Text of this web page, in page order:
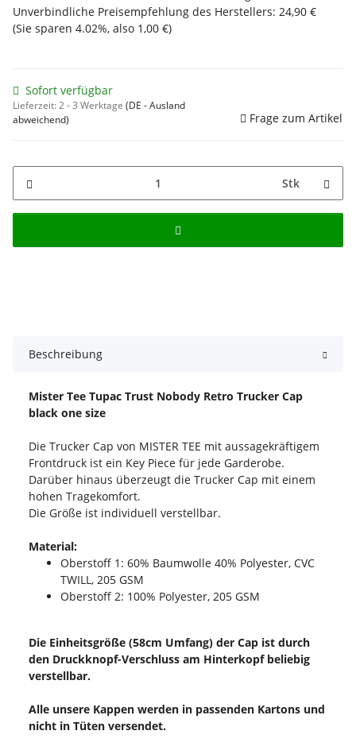
Unverbindliche Preisempfehlung des Herstellers: 24,90 €
(Sie sparen 4.02%, also 1,00 €)
Sofort verfügbar
Lieferzeit:2 - 3 Werktage (DE - Ausland
abweichend)
Frage zum Artikel
Stk
Beschreibung
Mister Tee Tupac Trust Nobody Retro Trucker Cap
black one size
Die Trucker Cap von MISTER TEE mit aussagekräftigem
Frontdruck ist ein Key Piece für jede Garderobe.
Darüber hinaus überzeugt die Trucker Cap mit einem
hohen Tragekomfort.
Die Größe ist individuell verstellbar.
Material:
Oberstoff 1: 60% Baumwolle 40% Polyester, CVC
TWILL, 205 GSM
Oberstoff 2: 100% Polyester, 205 GSM
Die Einheitsgröße (58cm Umfang) der Cap ist durch
den Druckknopf-Verschluss am Hinterkopf beliebig
verstellbar.
Alle unsere Kappen werden in passenden Kartons und
nicht in Tüten versendet.